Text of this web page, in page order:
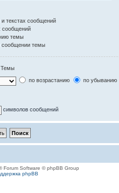
текстах сообщений
сообщений
темы
сообщении темы
Темы
по возрастанию по убыванию
символов сообщений
Forum Software © phpBB Group
phpBB